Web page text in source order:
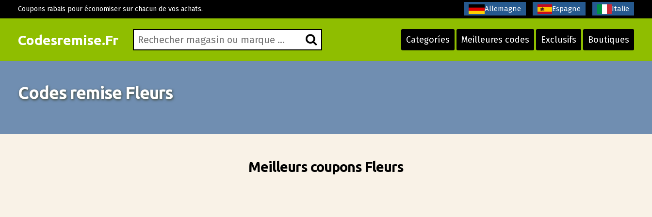
Codesremise.Fr Categoríes Meilleures codes Exclusifs Boutiques
Coupons rabais pour économiser sur chacun de vos achats. Allemagne Espagne Italie
Codes remise Fleurs
Meilleurs coupons Fleurs